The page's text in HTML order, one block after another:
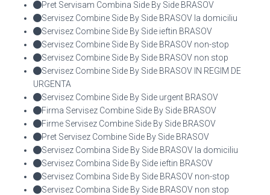
Pret Servisam Combina Side By Side BRASOV
Servisez Combine Side By Side BRASOV la domiciliu
Servisez Combine Side By Side ieftin BRASOV
Servisez Combine Side By Side BRASOV non-stop
Servisez Combine Side By Side BRASOV non stop
Servisez Combine Side By Side BRASOV IN REGIM DE
URGENTA
Servisez Combine Side By Side urgent BRASOV
Firma Servisez Combine Side By Side BRASOV
Firme Servisez Combine Side By Side BRASOV
Pret Servisez Combine Side By Side BRASOV
Servisez Combina Side By Side BRASOV la domiciliu
Servisez Combina Side By Side ieftin BRASOV
Servisez Combina Side By Side BRASOV non-stop
Servisez Combina Side By Side BRASOV non stop